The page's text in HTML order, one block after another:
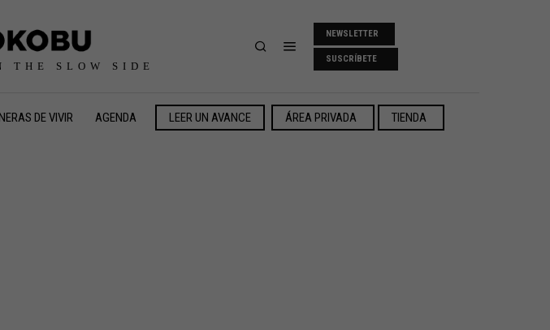
THE SLOW SIDE
NEWSLETTER
SUSCRÍBETE
DE VIVIR AGENDA LEER UN AVANCE ÁREA PRIVADA TIENDA